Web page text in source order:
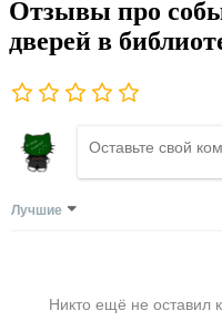
Отзывы про
дверей в
Лучшие
Никто ещё не оставил